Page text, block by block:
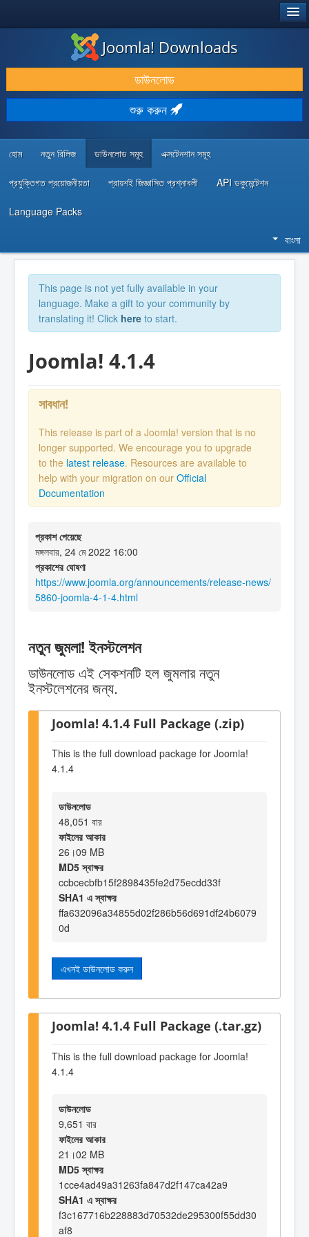
ডাউনলোড & প্রসারিত করুন
আবিষ্কার & শিখুন
কমিউনিটি & সহায়তা
Joomla! Downloads
ডাউনলোড
শুরু করুন
হোম নতুন রিলিজ ডাউনলোড সমূহ এক্সটেনশান সমূহ
প্রযুক্তিগত প্রয়োজনীয়তা প্রায়শই জিজ্ঞাসিত প্রশ্নাবলী API ডকুমেন্টেশন
Language Packs
বাংলা
This page is not yet fully available in your
language. Make a gift to your community by
translating it! Click here to start.
Joomla! 4.1.4
সাবধান!
This release is part of a Joomla! version that is no
longer supported. We encourage you to upgrade
to the latest release. Resources are available to
help with your migration on our Official
Documentation
প্রকাশ পেয়েছে
মঙ্গলবার, 24 মে 2022 16:00
প্রকাশের ঘোষণা
https://www.joomla.org/announcements/release-news/
5860-joomla-4-1-4.html
নতুন জুমলা! ইনস্টলেশন
ডাউনলোড এই সেকশনটি হল জুমলার নতুন
ইনস্টলেশনের জন্য.
Joomla! 4.1.4 Full Package (.zip)
This is the full download package for Joomla!
4.1.4
ডাউনলোড
48,051 বার
ফাইলের আকার
26।09 MB
MD5 স্বাক্ষর
ccbcecbfb15f2898435fe2d75ecdd33f
SHA1 এ স্বাক্ষর
ffa632096a34855d02f286b56d691df24b6079
0d
এখনই ডাউনলোড করুন
Joomla! 4.1.4 Full Package (.tar.gz)
This is the full download package for Joomla!
4.1.4
ডাউনলোড
9,651 বার
ফাইলের আকার
21।02 MB
MD5 স্বাক্ষর
1cce4ad49a31263fa847d2f147ca42a9
SHA1 এ স্বাক্ষর
f3c167716b228883d70532de295300f55dd30
af8